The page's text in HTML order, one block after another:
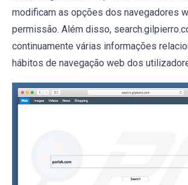
modificam as opções dos navegadores
permissão. Além disso,
continuamente várias informações
hábitos de navegação web dos